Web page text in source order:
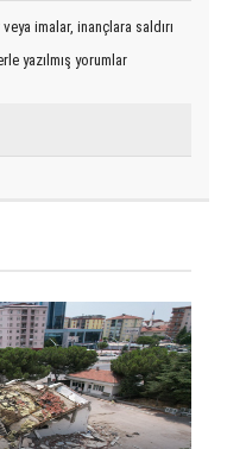
imalar, inançlara saldırı
yazılmış yorumlar